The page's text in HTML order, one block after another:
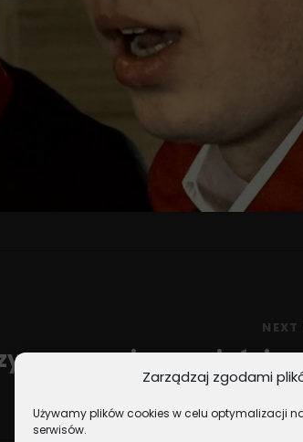
Zarządzaj zgodami
Używamy plików cookies w celu optymalizacji
serwisów.
NEXT
z naszymi